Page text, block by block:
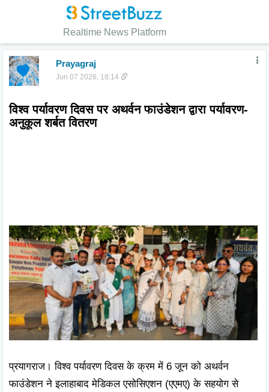
Realtime News Platform
Prayagraj
Jun 07 2026, 18:14
विश्व पर्यावरण दिवस पर अथर्वन फाउंडेशन द्वारा पर्यावरण-
अनुकूल शर्बत वितरण
प्रयागराज। विश्व पर्यावरण दिवस के क्रम में 6 जून को अथर्वन
फाउंडेशन ने इलाहाबाद मेडिकल एसोसिएशन (एएमए) के सहयोग से